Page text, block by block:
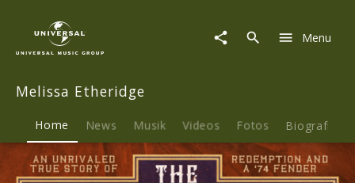
Etheridge
Musik
Merch
Menu
Melissa Etheridge
Home News Musik Videos Fotos Biografie